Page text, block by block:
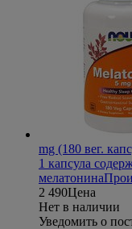
mg (180 вег.
1 капсула
мелатонина
2 490Цена
Нет в наличии
Уведомить о